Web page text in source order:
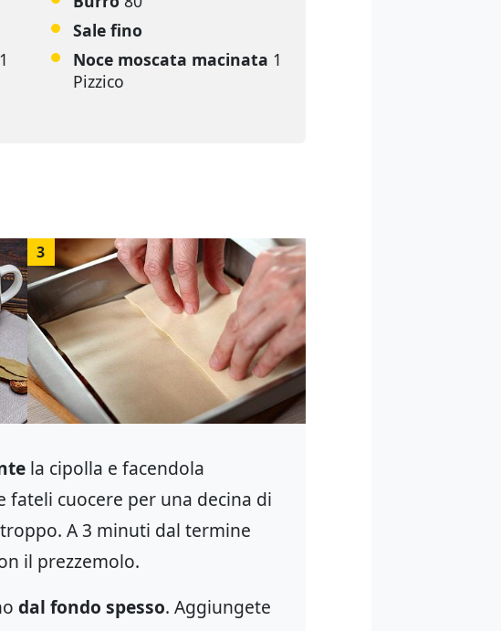
Sale fino
1
Noce moscata macinata 1
Pizzico
3
la cipolla e facendola
cuocere per una decina di
A 3 minuti dal termine
il prezzemolo.
dal fondo spesso. Aggiungete